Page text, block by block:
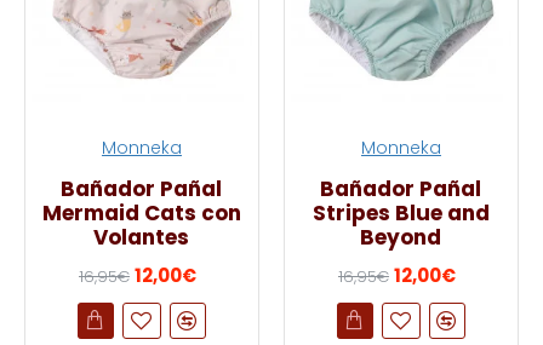
Monneka
Bañador Pañal
Mermaid Cats con
Volantes
16,95€ 12,00€
Monneka
Bañador Pañal
Stripes Blue and
Beyond
16,95€ 12,00€